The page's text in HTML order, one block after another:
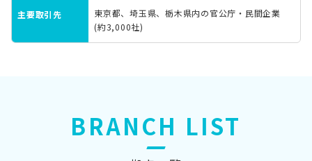
主要取引先
東京都、埼玉県、栃木県内の官公庁・民間企業
(約3,000社)
BRANCH LIST